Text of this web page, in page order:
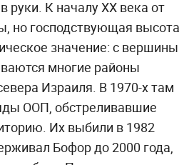
руки. К началу XX века от
но господствующая высота
значение: с вершины
многие районы
Израиля. В 1970-х там
ООП, обстреливавшие
Их выбили в 1982
Бофор до 2000 года,